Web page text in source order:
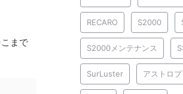
まで
RECARO S2000
S2000メンテナンス
SurLuster アストロ